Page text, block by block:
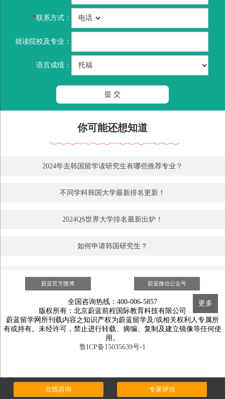
*联系方式：
就读院校及专业：
语言成绩：
提 交
你可能还想知道
2024年去韩国留学读研究生有哪些推荐专业？
不同学科韩国大学最新排名更新！
2024QS世界大学排名最新出炉！
如何申请韩国研究生？
在线咨询 专家评估
更多
蔚蓝官方微博 蔚蓝微信公众号
全国咨询热线：400-006-5857
版权所有：北京蔚蓝前程国际教育科技有限公司
蔚蓝留学网所刊载内容之知识产权为蔚蓝留学及/或相关权利人专属所
有或持有。未经许可，禁止进行转载、摘编、复制及建立镜像等任何使
用。
鲁ICP备15035639号-1